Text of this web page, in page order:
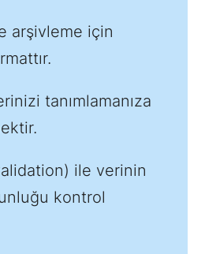
arşivleme için
tanımlamanıza
ile verinin
kontrol